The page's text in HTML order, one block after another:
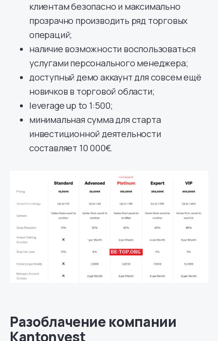
клиентам безопасно и максимально
прозрачно производить ряд торговых
операций;
наличие возможности воспользоваться
услугами персонального менеджера;
доступный демо аккаунт для совсем ещё
новичков в торговой области;
leverage up to 1:500;
минимальная сумма для старта
инвестиционной деятельности
составляет 10 000€.
Разоблачение компании
Kantonvest